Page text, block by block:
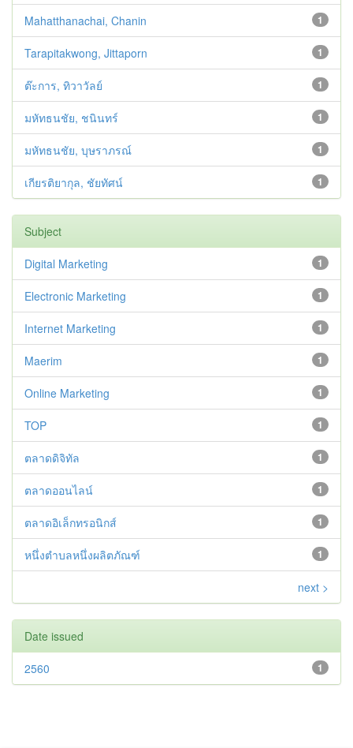
1
Mahatthanachai, Chanin
1
Tarapitakwong, Jittaporn
1
ต๊ะการ, ทิวาวัลย์
1
มหัทธนชัย, ชนินทร์
1
มหัทธนชัย, บุษราภรณ์
1
เกียรติยากุล, ชัยทัศน์
Subject
1
Digital Marketing
1
Electronic Marketing
1
Internet Marketing
1
Maerim
1
Online Marketing
1
TOP
1
ตลาดดิจิทัล
1
ตลาดออนไลน์
1
ตลาดอิเล็กทรอนิกส์
1
หนึ่งตำบลหนึ่งผลิตภัณฑ์
next >
Date issued
1
2560